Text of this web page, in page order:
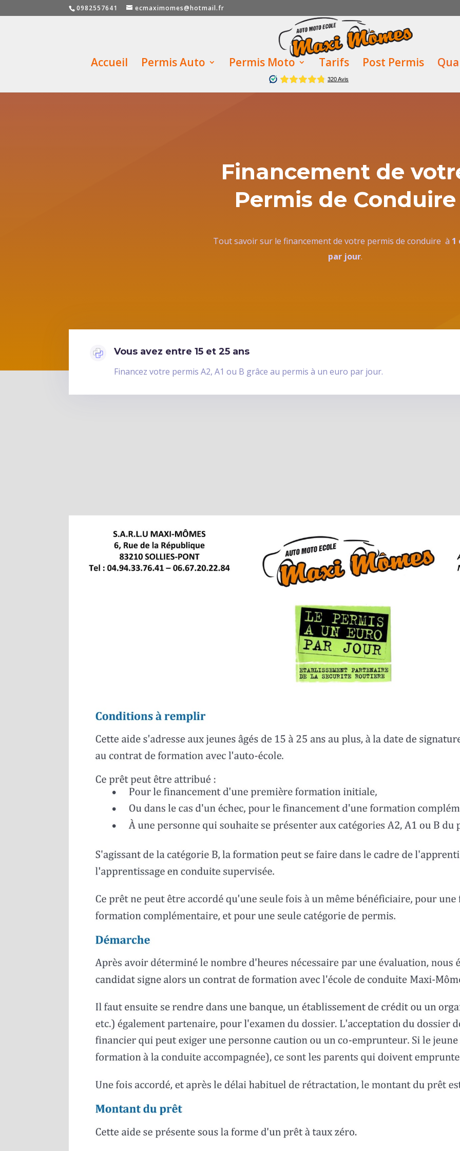
0982557641 ecmaximomes@hotmail.fr
Accueil Permis Auto Permis Moto Tarifs Post Permis
Financement de
Permis de Conduire
Tout savoir sur le financement de votre permis de conduire à 1
par jour.
Vous avez entre 15 et 25 ans
Financez votre permis A2, A1 ou B grâce au permis à un euro par jour.